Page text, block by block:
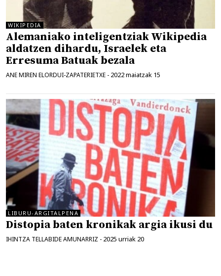
WIKIPEDIA
Alemaniako inteligentziak Wikipedia
aldatzen dihardu, Israelek eta
Erresuma Batuak bezala
ANE MIREN ELORDUI-ZAPATERIETXE - 2022 maiatzak 15
LIBURU-ARGITALPENA
Distopia baten kronikak argia ikusi du
IHINTZA TELLABIDE AMUNARRIZ - 2025 urriak 20